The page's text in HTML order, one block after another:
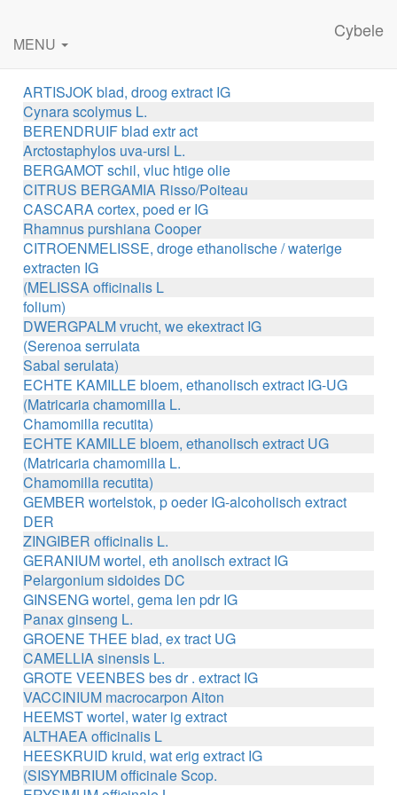
Cybele
MENU
ARTISJOK blad, droog extract IG
Cynara scolymus L.
BERENDRUIF blad extr act
Arctostaphylos uva-ursi L.
BERGAMOT schil, vluc htige olie
CITRUS BERGAMIA Risso/Poiteau
CASCARA cortex, poed er IG
Rhamnus purshiana Cooper
CITROENMELISSE, droge ethanolische / waterige
extracten IG
(MELISSA officinalis L
folium)
DWERGPALM vrucht, we ekextract IG
(Serenoa serrulata
Sabal serulata)
ECHTE KAMILLE bloem, ethanolisch extract IG-UG
(Matricaria chamomilla L.
Chamomilla recutita)
ECHTE KAMILLE bloem, ethanolisch extract UG
(Matricaria chamomilla L.
Chamomilla recutita)
GEMBER wortelstok, p oeder IG-alcoholisch extract
DER
ZINGIBER officinalis L.
GERANIUM wortel, eth anolisch extract IG
Pelargonium sidoides DC
GINSENG wortel, gema len pdr IG
Panax ginseng L.
GROENE THEE blad, ex tract UG
CAMELLIA sinensis L.
GROTE VEENBES bes dr . extract IG
VACCINIUM macrocarpon Aiton
HEEMST wortel, water ig extract
ALTHAEA officinalis L
HEESKRUID kruid, wat erig extract IG
(SISYMBRIUM officinale Scop.